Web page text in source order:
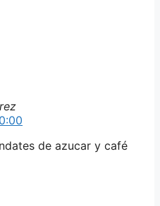
de azucar y café